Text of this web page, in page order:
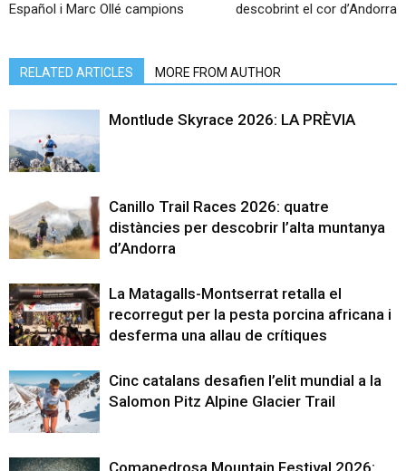
Español i Marc Ollé campions
descobrint el cor d’Andorra
RELATED ARTICLES MORE FROM AUTHOR
Montlude Skyrace 2026: LA PRÈVIA
Canillo Trail Races 2026: quatre
distàncies per descobrir l’alta muntanya
d’Andorra
La Matagalls-Montserrat retalla el
recorregut per la pesta porcina africana i
desferma una allau de crítiques
Cinc catalans desafien l’elit mundial a la
Salomon Pitz Alpine Glacier Trail